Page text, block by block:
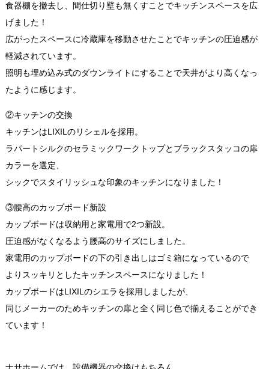
食器棚を撤去し、間仕切り壁も無くすことでキッチンスペースを広
げました！
広がったスペースに冷蔵庫を移動させたことでキッチンの圧迫感が
軽減されています。
照明も埋め込み式のダウンライトにすることで天井がより高くなっ
たように感じます。
②キッチンの交換
キッチンはLIXILのリシェルを採用。
ラパートシルクのセラミックワークトップとブラックスタッコの扉
カラーを選定、
シックでスタイリッシュな印象のキッチンになりました！
③腰高のカップボード新設
カップボードは収納用と家電用で2つ新設。
圧迫感がなくなるよう腰高のサイズにしました。
家電用のカップボードの下の引き出しはゴミ箱になっているので
よりスッキリとしたキッチンスペースになりました！
カップボードはLIXILのシエラを採用しましたが、
同じメーカーのためキッチンの扉と全く同じ色で揃えることができ
ています！